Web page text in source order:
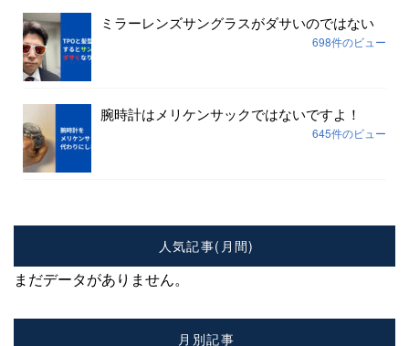
ミラーレンズサングラスがダサいのではない
698件のビュー
腕時計はメリケンサックではないですよ！
645件のビュー
人気記事(月間)
まだデータがありません。
月別記事